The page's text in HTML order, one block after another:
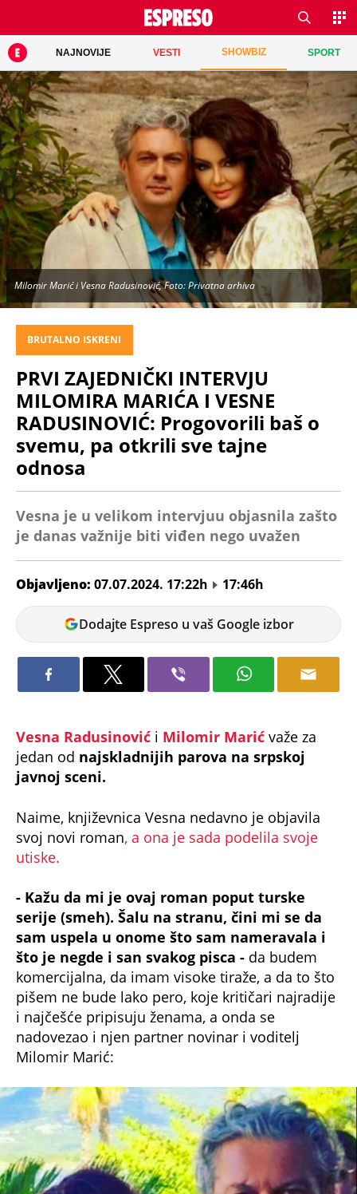
NAJNOVIJE VESTI SHOWBIZ SPORT
Milomir Marić i Vesna Radusinović, Foto: Privatna arhiva
BRUTALNO ISKRENI
PRVI ZAJEDNIČKI INTERVJU
MILOMIRA MARIĆA I VESNE
RADUSINOVIĆ: Progovorili baš o
svemu, pa otkrili sve tajne
odnosa
Vesna je u velikom intervjuu objasnila zašto
je danas važnije biti viđen nego uvažen
Objavljeno: 07.07.2024. 17:22h
17:46h
Ivana
RadivojevićDodajte Espreso u vaš Google izbor
jedan odnajskladnijih parova na srpskoj
javnoj sceni.
svoj novi roman, a ona je sada podelila svoje
utiske.
serije (smeh). Šalu na stranu, čini mi se da
sam uspela u onome što sam nameravala i
što je negde i san svakog pisca -da budem
komercijalna, da imam visoke tiraže, a da to što
pišem ne bude lako pero, koje kritičari najradije
i najčešće pripisuju ženama, a onda se
nadovezao i njen partner novinar i voditelj
Milomir Marić: